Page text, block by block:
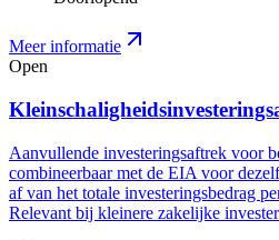
Meer informatie
Open
Aanvullende investeringsaftrek voor
combineerbaar met de EIA voor
af van het totale investeringsbedrag
Relevant bij kleinere zakelijke